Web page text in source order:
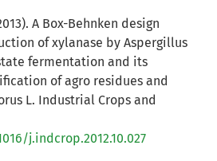
A Box-Behnken design
of xylanase by Aspergillus
fermentation and its
of agro residues and
L. Industrial Crops and
j.indcrop.2012.10.027